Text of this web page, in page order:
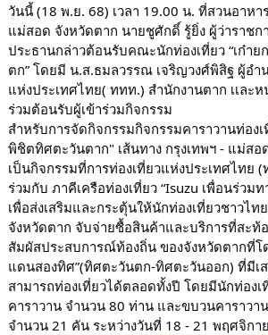
วันนี้ (18 พ.ย. 68) เวลา 19.00 น. ที่สวนอาหา
แม่สอด จังหวัดตาก นายชูศักดิ์ รู้ยิ่ง ผู้ว่าราชก
ประธานกล่าวต้อนรับคณะนักท่องเที่ยว “เก๋า
ตก” โดยมี น.ส.ธมลวรรณ เจริญวงศ์พิสิฐ ผู้อำ
แห่งประเทศไทย( ททท.) สำนักงานตาก เเละ
ร่วมต้อนรับผู้เข้าร่วมกิจกรรม
สำหรับการจัดกิจกรรมกิจกรรมคาราวานท่อง
พิชิตทิศตะวันตาก" เส้นทาง กรุงเทพฯ - แม่สอ
เป็นกิจกรรมที่การท่องเที่ยวแห่งประเทศไทย
ร่วมกับ ภาคีเครือท่องเที่ยว “Isuzu เพื่อนร่วม
เพื่อส่งเสริมและกระตุ้นให้นักท่องเที่ยวชาวไท
จังหวัดตาก จับจ่ายซื้อสินค้าและบริการที่สะ
สัมผัสประสบการณ์ท้องถิ่น ของจังหวัดตากที่โ
แดนสองทิศ”(ทิศตะวันตก-ทิศตะวันออก) ที่มีเ
สามารถท่องเที่ยวได้ตลอดทั้งปี โดยมีนักท่องเ
คาราวาน จำนวน 80 ท่าน และขบวนคาราวา
จำนวน 21 คัน ระหว่างวันที่ 18 - 21 พฤศจิกา